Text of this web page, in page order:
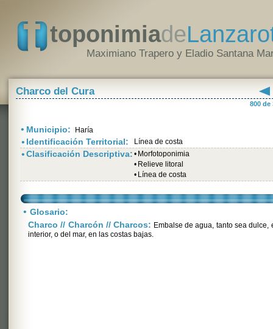
toponimiade
Maximiano Trapero y Eladio Santana
Charco del Cura
800 de
• Municipio: Haría
• Identificación Territorial: Línea de costa
•Clasificación Descriptiva: • Morfotoponimia
• Relieve litoral
• Línea de costa
• Glosario:
Charco // Charcón // Charcos: Embalse de agua, tanto sea dulce,
interior, o del mar, en las costas bajas.